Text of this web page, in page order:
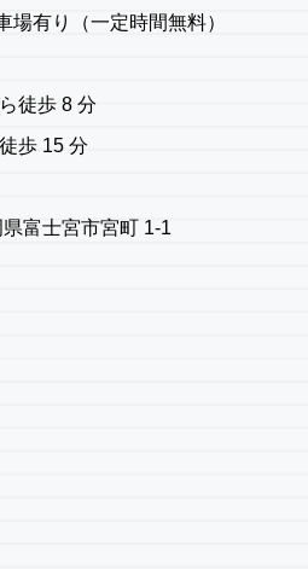
場有り（一定時間無料）
徒歩 8 分
歩 15 分
富士宮市宮町 1-1